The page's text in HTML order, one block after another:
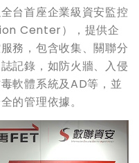
台首座企業級資安監控
Center），提供企
務，包含收集、關聯分
記錄，如防火牆、入侵
軟體系統及AD等，並
的管理依據。